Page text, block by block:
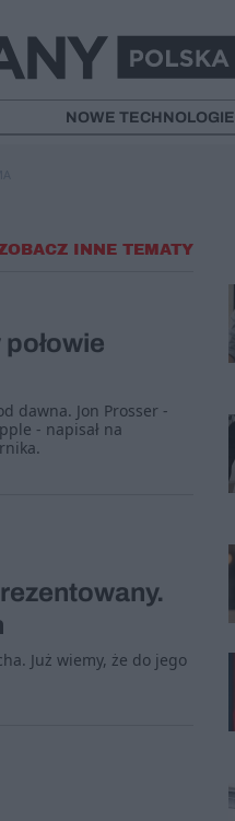
NOWE TECHNOLOGIE
INNE TEMATY
dawna. Jon Prosser -
- napisał na
Już wiemy, że do jego